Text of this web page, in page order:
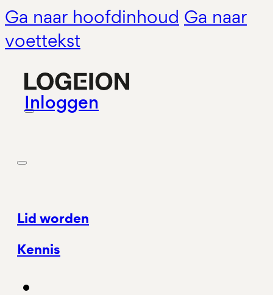
Ga naar hoofdinhoud Ga naar
voettekst
Inloggen
Lid worden
Kennis